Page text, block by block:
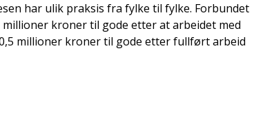
har ulik praksis fra fylke til fylke. Forbundet
kroner til gode etter at arbeidet med
millioner kroner til gode etter fullført arbeid